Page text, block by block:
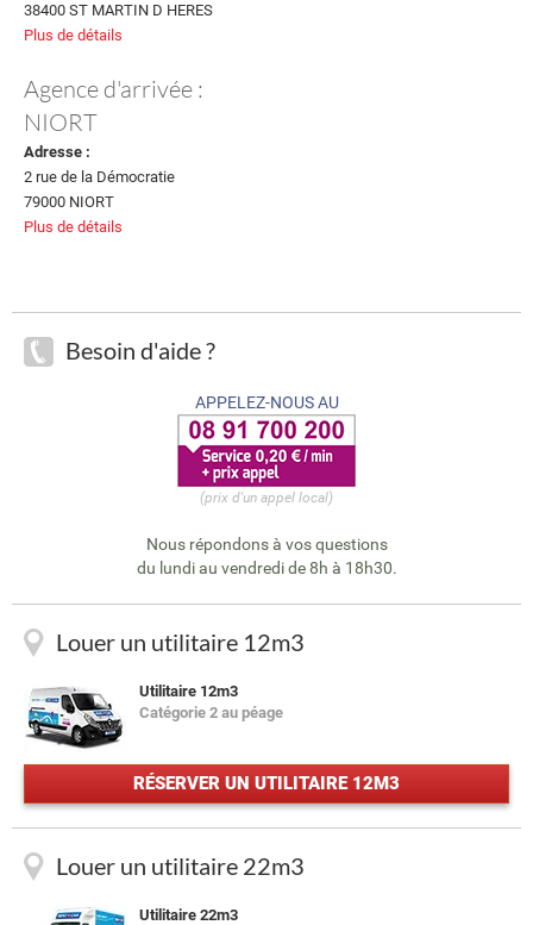
38400 ST MARTIN D HERES
Plus de détails
Agence d'arrivée :
NIORT
Adresse :
2 rue de la Démocratie
79000 NIORT
Plus de détails
Besoin d'aide ?
APPELEZ-NOUS AU
(prix d'un appel local)
Nous répondons à vos questions
du lundi au vendredi de 8h à 18h30.
Louer un utilitaire 12m3
Utilitaire 12m3
Catégorie 2 au péage
RÉSERVER UN UTILITAIRE 12M3
Louer un utilitaire 22m3
Utilitaire 22m3